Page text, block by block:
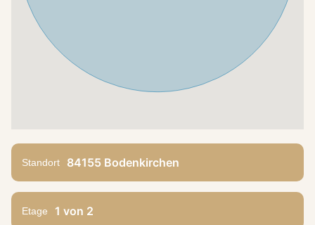
Standort 84155 Bodenkirchen
Etage 1 von 2